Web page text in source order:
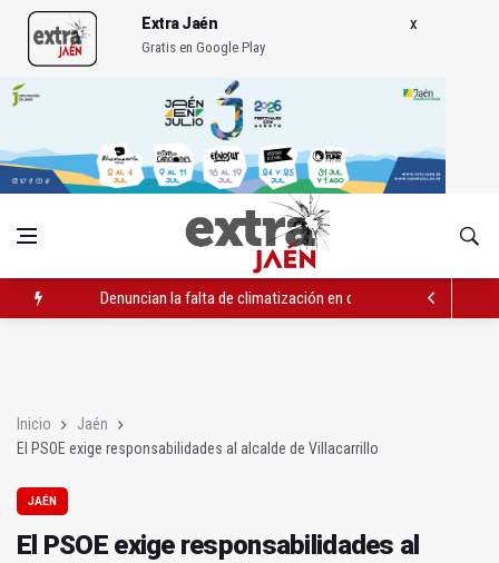
Extra Jaén
Gratis en Google Play
Denuncian la falta de climatización en cinco consultas de
Inicio
Jaén
El PSOE exige responsabilidades al alcalde de Villacarrillo
JAÉN
El PSOE exige responsabilidades al